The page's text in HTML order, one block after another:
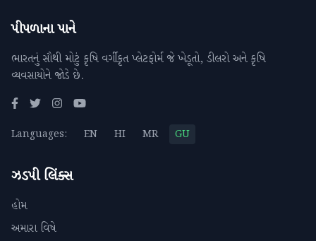
પીપળાના પાને
ભારતનું સૌથી મોટું કૃષિ વર્ગીકૃત પ્લેટફોર્મ જે ખેડૂતો, ડીલરો અને કૃષિ
વ્યવસાયોને જોડે છે.
Languages: EN HI MR GU
ઝડપી લિંક્સ
હોમ
અમારા વિષે